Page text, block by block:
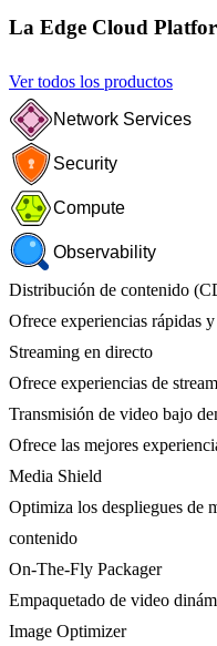
La Edge Cloud
Ver todos los productos
Network Services
Security
Compute
Observability
Distribución de contenido
Ofrece experiencias rápidas
Streaming en directo
Ofrece experiencias de
Transmisión de video bajo
Ofrece las mejores
Media Shield
Optimiza los despliegues de
contenido
On-The-Fly Packager
Empaquetado de video
Image Optimizer